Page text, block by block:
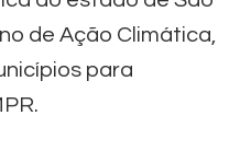
de Ação Climática,
para